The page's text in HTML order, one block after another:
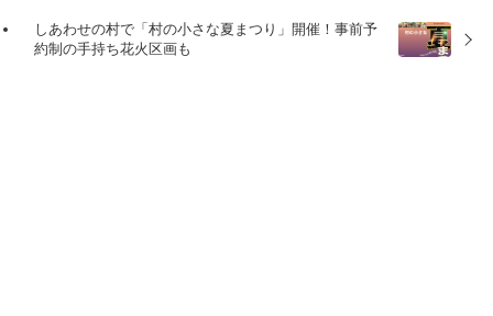
しあわせの村で「村の小さな夏まつり」開催！事前予
約制の手持ち花火区画も